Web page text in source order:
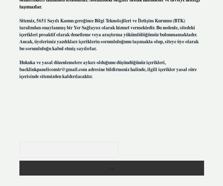
taşımazlar.
Sitemiz, 5651 Sayılı Kanun gereğince Bilgi Teknolojileri ve İletişim Kurumu (BTK)
tarafından onaylanmış bir Yer Sağlayıcı olarak hizmet vermektedir. Bu nedenle, sitedeki
içerikleri proaktif olarak denetleme veya araştırma yükümlülüğümüz bulunmamaktadır.
Ancak, üyelerimiz yazdıkları içeriklerin sorumluluğunu taşımakta olup, siteye üye olarak
bu sorumluluğu kabul etmiş sayılırlar.
Hukuka ve yasal düzenlemelere aykırı olduğunu düşündüğünüz içerikleri,
backlinkpanelicomtr@gmail.comadresine bildirmeniz halinde, ilgili içerikler yasal süre
içerisinde sitemizden kaldırılacaktır.